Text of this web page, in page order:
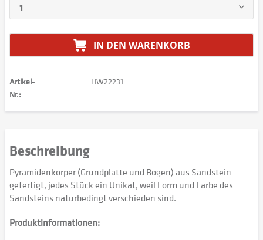
IN DEN WARENKORB
Artikel-
Nr.:
HW22231
Beschreibung
Pyramidenkörper (Grundplatte und Bogen) aus Sandstein
gefertigt, jedes Stück ein Unikat, weil Form und Farbe des
Sandsteins naturbedingt verschieden sind.
Produktinformationen: